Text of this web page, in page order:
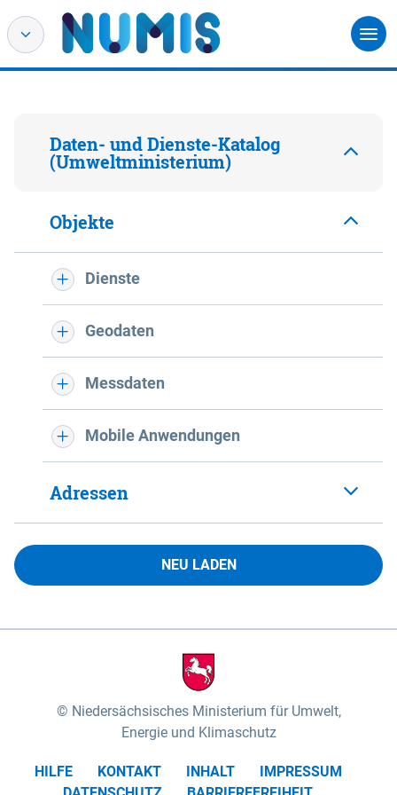
Daten- und Dienste-Katalog
(Umweltministerium)
Objekte
Dienste
Geodaten
Messdaten
Mobile Anwendungen
Adressen
NEU LADEN
Niedersächsisches Ministerium für Umwelt,
Energie und Klimaschutz
HILFE KONTAKT INHALT
IMPRESSUM